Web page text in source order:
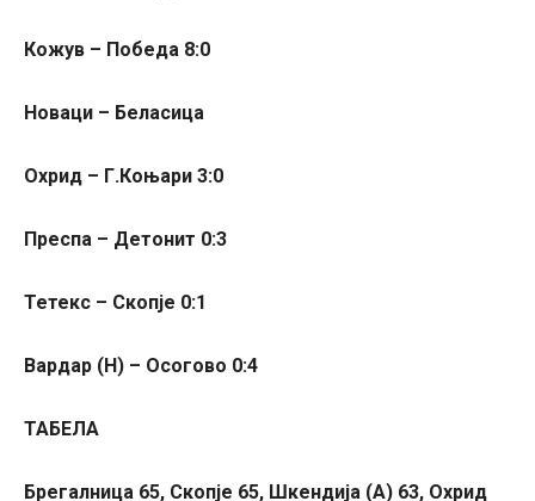
Кожув – Победа 8:0
Новаци – Беласица
Охрид – Г.Коњари 3:0
Преспа – Детонит 0:3
Тетекс – Скопје 0:1
Вардар (Н) – Осогово 0:4
ТАБЕЛА
Брегалница 65, Скопје 65, Шкендија (А) 63, Охрид